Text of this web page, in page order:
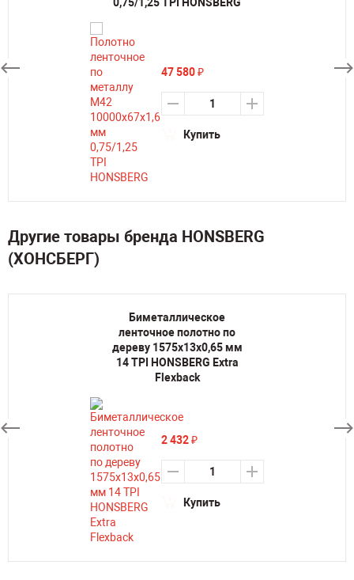
47 580₽
Купить
Другие товары бренда HONSBERG
(ХОНСБЕРГ)
Биметаллическое
ленточное полотно по
дереву 1575х13х0,65 мм
14 TPI HONSBERG Extra
Flexback
2 432₽
Купить